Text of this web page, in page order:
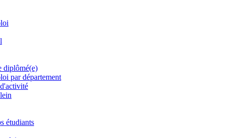
diplômé(e)
par département
étudiants